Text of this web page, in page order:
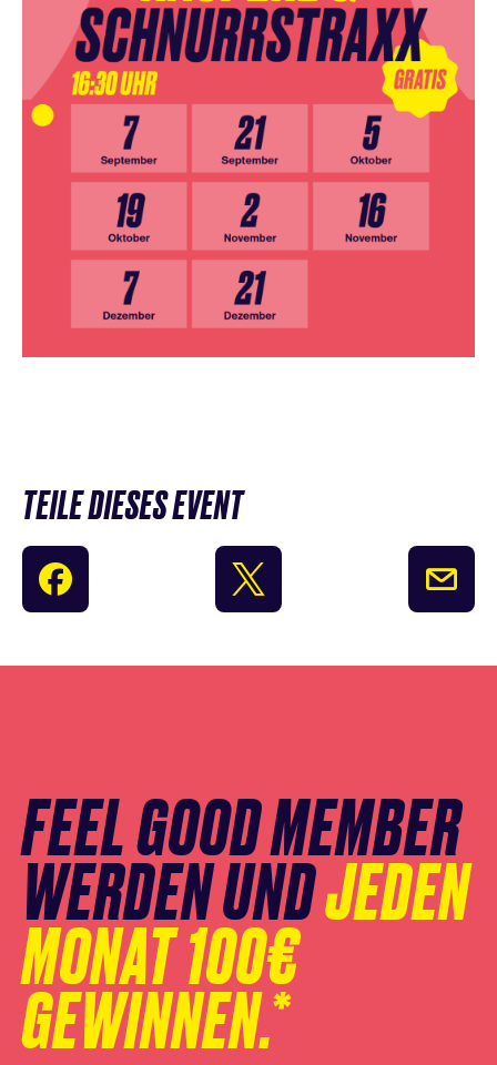
TEILE DIESES EVENT
FEEL GOOD MEMBER
WERDEN UNDJEDEN
MONAT 100€
GEWINNEN.*